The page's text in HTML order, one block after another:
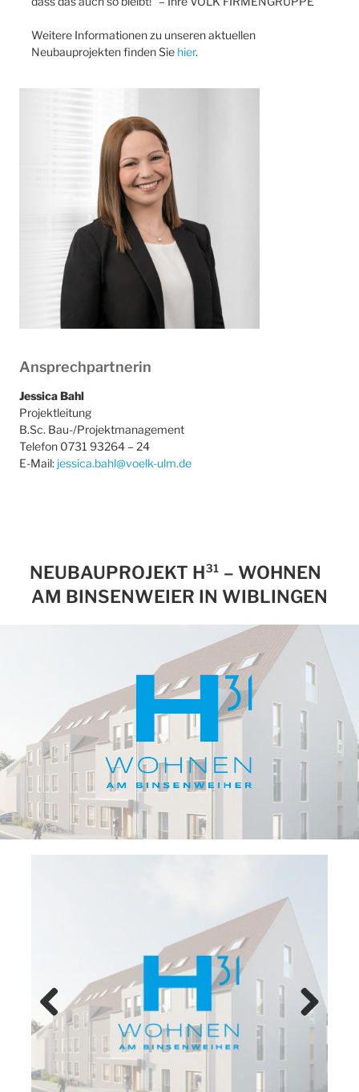
Weitere Informationen zu unseren aktuellen
Neubauprojekten finden Sie hier.
Ansprechpartnerin
Jessica Bahl
Projektleitung
B.Sc. Bau-/Projektmanagement
Telefon 0731 93264 – 24
E-Mail: jessica.bahl@voelk-ulm.de
NEUBAUPROJEKT H³¹ – WOHNEN
AM BINSENWEIER IN WIBLINGEN
Previ
ous
Next